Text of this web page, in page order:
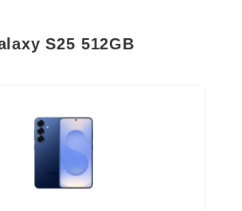
S25 512GB